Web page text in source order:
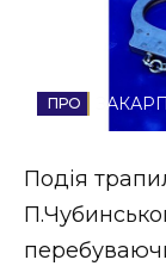
Спорт
Стиль
Втрачений
Подія